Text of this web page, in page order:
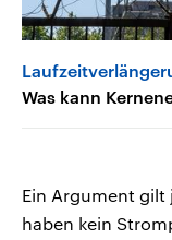
Was kann
Ein Argument gilt
haben kein